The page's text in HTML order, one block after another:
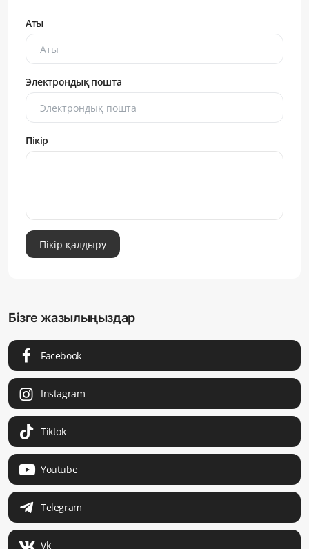
Аты
Электрондық пошта
Пікір
Пікір қалдыру
Бізге жазылыңыздар
Facebook
Instagram
Tiktok
Youtube
Telegram
Vk